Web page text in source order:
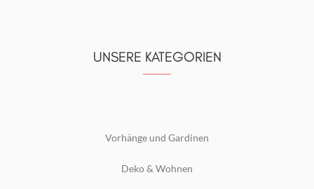
UNSERE KATEGORIEN
Vorhänge und Gardinen
Deko & Wohnen